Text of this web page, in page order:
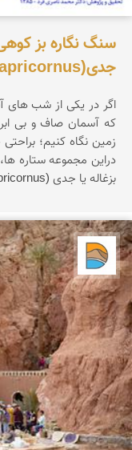
جدی(Capricornus)
كه آسمان صاف و بی
زمین نگاه كنیم؛
دراین مجموعه ستاره
بزغاله یا جدی (Capricornus) دیده می شود (تصویر3).
دریاچه کویر